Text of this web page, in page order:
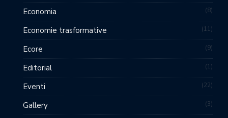
Economia 8
Economie trasformative 11
Ecore 9
Editorial 1
Eventi 22
Gallery 3